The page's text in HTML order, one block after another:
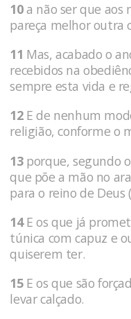
10a não ser que aos
pareça melhor outra
11 Mas, acabado o
recebidos na
sempre esta vida e
12E de nenhum
religião, conforme o
13porque, segundo
que põe a mão no
para o reino de Deus
14E os que já
túnica com capuz e
quiserem ter.
15E os que são
levar calçado.